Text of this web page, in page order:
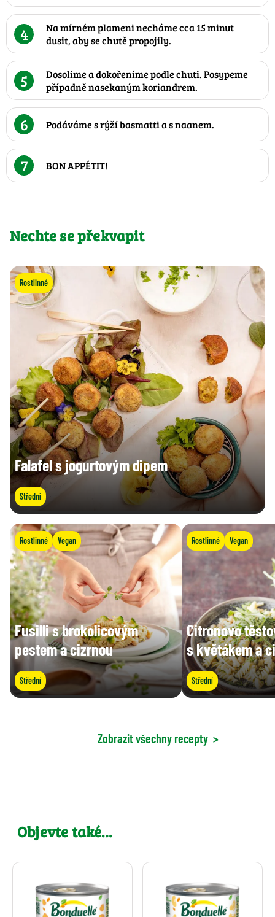
4
Na mírném plameni necháme cca 15 minut
dusit, aby se chutě propojily.
5
Dosolíme a dokořeníme podle chuti. Posypeme
případně nasekaným koriandrem.
6 Podáváme s rýží basmatti a s naanem.
7 BON APPÉTIT!
Nechte se překvapit
Rostlinné
Falafel s jogurtovým dipem
Střední
Rostlinné Vegan
Fusilli s brokolicovým
pestem a cizrnou
Střední
Rostlinné Vegan
Citronovo
s květákem a
Střední
Zobrazit všechny recepty >
Objevte také…